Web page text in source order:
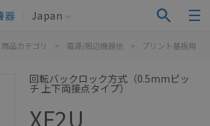
器 Japan
商品カテゴリ > 電源/周辺機器他 > プリント基板用コ
回転バックロック方式（0.5mmピッ
チ 上下両接点タイプ）
XF2U